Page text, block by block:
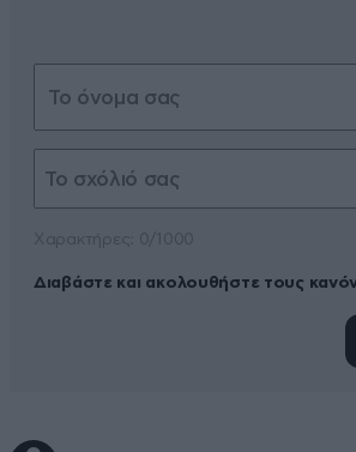
Διαβάστε και ακολουθήστε τους